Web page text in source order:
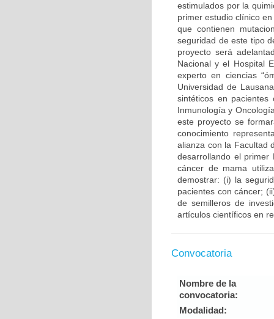
estimulados por la
primer estudio clínico
que contienen
seguridad de este tipo
proyecto será
Nacional y el Hospital
experto en ciencias
Universidad de
sintéticos en pacientes
Inmunología y
este proyecto se
conocimiento
alianza con la Facultad
desarrollando el primer
cáncer de mama
demostrar: (i) la
pacientes con cáncer;
de semilleros de
artículos científicos en
Convocatoria
Nombre de la
convocatoria:
Modalidad: